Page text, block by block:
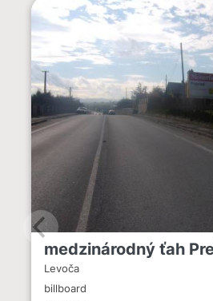
medzinárodný ťah
Levoča
billboard